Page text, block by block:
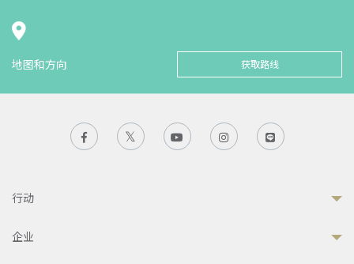
地图和方向 获取路线
行动
企业